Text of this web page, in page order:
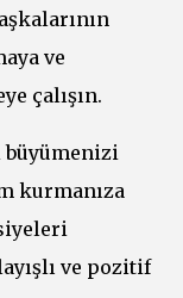
ve
çalışın.
büyümenizi
kurmanıza
ve pozitif